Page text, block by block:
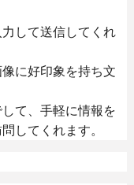
して送信してくれ
に好印象を持ち文
て、手軽に情報を
してくれます。